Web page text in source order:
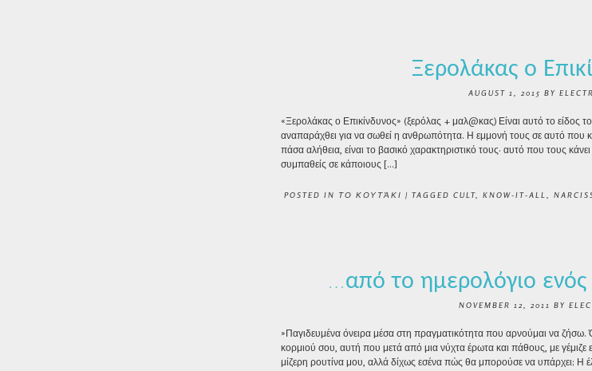
Ξερολάκας ο
AUGUST 1, 2015 BY
«Ξερολάκας ο Επικίνδυνος» (ξερόλας + μαλ@κας) Είναι αυτό το
αναπαράχθει για να σωθεί η ανθρωπότητα. Η εμμονή τους σε αυτό που
πάσα αλήθεια, είναι το βασικό χαρακτηριστικό τους· αυτό που τους
συμπαθείς σε κάποιους […]
POSTED IN ΤΟ ΚΟΥΤΆΚΙ | TAGGED CULT, KNOW-IT-ALL
…από το ημερολόγιο
NOVEMBER 12, 2011 BY
»Παγιδευμένα όνειρα μέσα στη πραγματικότητα που αρνούμαι να
κορμιού σου, αυτή που μετά από μια νύχτα έρωτα και πάθους, με
μίζερη ρουτίνα μου, αλλά δίχως εσένα πώς θα μπορούσε να υπάρχει; Η